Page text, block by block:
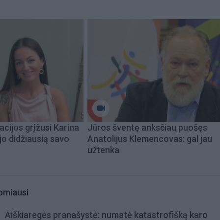
grįžusi Karina
didžiausią savo
Jūros šventę anksčiau puošęs
Anatolijus Klemencovas: gal jau
užtenka
Aiškiaregės pranašystė: numatė katastrofišką karo